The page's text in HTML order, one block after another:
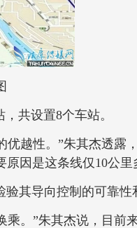
共设置8个车站。
性。”朱其杰透露
因是这条线仅10公
导向控制的可靠性
”朱其杰说，目前